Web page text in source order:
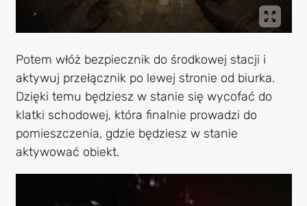
Potem włóż bezpiecznik do środkowej stacji i
aktywuj przełącznik po lewej stronie od biurka.
Dzięki temu będziesz w stanie się wycofać do
klatki schodowej, która finalnie prowadzi do
pomieszczenia, gdzie będziesz w stanie
aktywować obiekt.